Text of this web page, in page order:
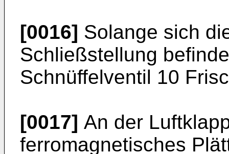
[0016] Solange sich
Schließstellung
Schnüffelventil 10
[0017] An der
ferromagnetisches